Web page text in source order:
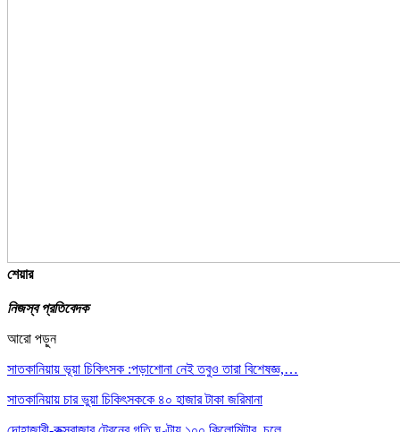
শেয়ার
নিজস্ব প্রতিবেদক
আরো পড়ুন
সাতকানিয়ায় ভূয়া চিকিৎসক :পড়াশোনা নেই তবুও তারা বিশেষজ্ঞ,…
সাতকানিয়ায় চার ভুয়া চিকিৎসককে ৪০ হাজার টাকা জরিমানা